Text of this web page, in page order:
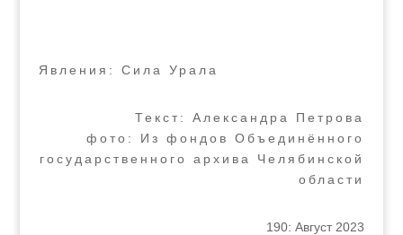
Явления: Сила Урала
Текст: Александра Петрова
фото: Из фондов Объединённого
государственного архива Челябинской
области
190: Август 2023